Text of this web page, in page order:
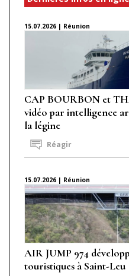
15.07.2026 | Réunion
CAP BOURBON et
vidéo par intelligence
la légine
Réagir
15.07.2026 | Réunion
AIR JUMP 974
touristiques à Saint-Leu